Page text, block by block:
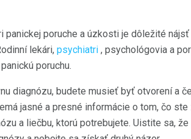
panickej poruche a úzkosti je dôležité
lekári, psychiatri , psychológovia a
poruchu.
diagnózu, budete musieť byť otvorení a
jasné a presné informácie o tom, čo
a liečbu, ktorú potrebujete. Uistite sa,